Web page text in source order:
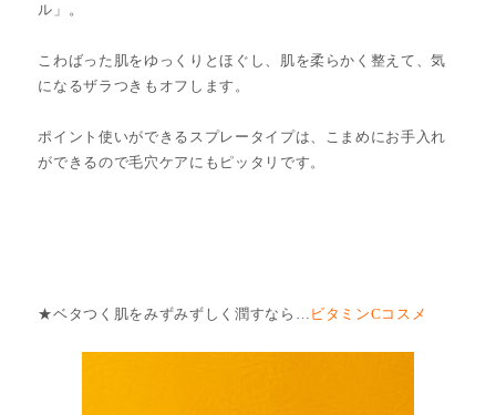
ル」。
こわばった肌をゆっくりとほぐし、肌を柔らかく整えて、気
になるザラつきもオフします。
ポイント使いができるスプレータイプは、こまめにお手入れ
ができるので毛穴ケアにもピッタリです。
★ベタつく肌をみずみずしく潤すなら… ビタミンCコスメ